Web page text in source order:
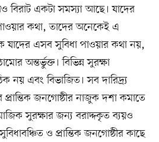
বিরাট একটা সমস্যা আছে। যাদের
কথা, তাদের অনেকেই এ
যাদের এসব সুবিধা পাওয়ার কথা নয়,
অন্তর্ভুক্ত। বিভিন্ন সুরক্ষা
নয় এবং বিভাজিত। সব দারিদ্র্য
প্রান্তিক জনগোষ্ঠীর নাজুক দশা কমাতে
সুরক্ষার জন্য বরাদ্দকৃত ব্যয়ও
ও প্রান্তিক জনগোষ্ঠীর কাছে